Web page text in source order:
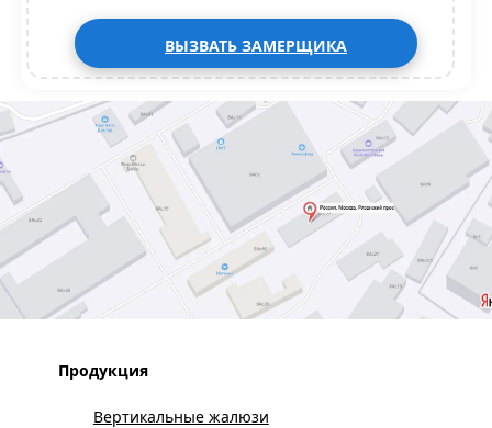
ВЫЗВАТЬ ЗАМЕРЩИКА
Продукция
Вертикальные жалюзи